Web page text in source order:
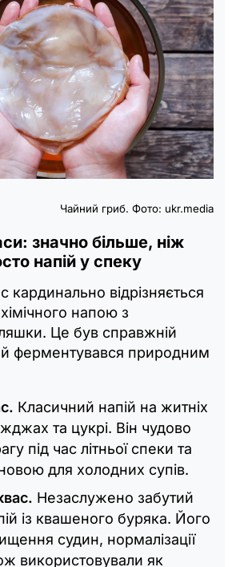
Чайний гриб. Фото: ukr.media
значно більше, ніж
напій у спеку
кардинально відрізняється
напою з
Це був справжній
ферментувався природним
Класичний напій на житніх
та цукрі. Він чудово
під час літньої спеки та
для холодних супів.
Незаслужено забутий
із квашеного буряка. Його
судин, нормалізації
використовували як